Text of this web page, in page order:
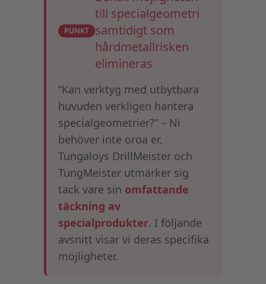
PUNKT
till specialgeometri
samtidigt som
hårdmetallrisken
elimineras
“Kan verktyg med utbytbara
huvuden verkligen hantera
specialgeometrier?” – Ni
behöver inte oroa er.
Tungaloys DrillMeister och
TungMeister utmärker sig
tack vare sin omfattande
täckning av
specialprodukter. I följande
avsnitt visar vi deras specifika
möjligheter.